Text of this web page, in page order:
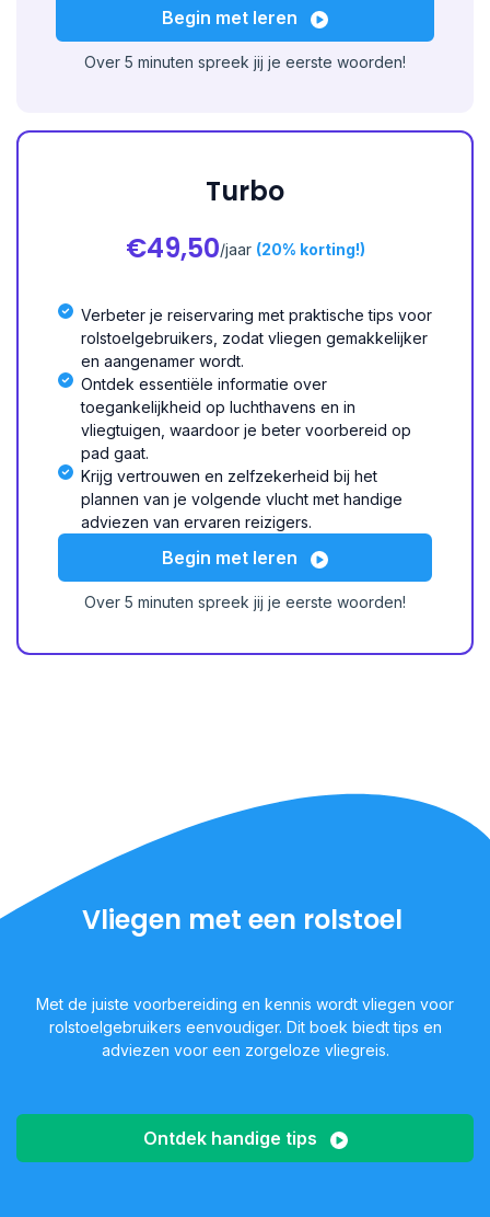
Begin met leren
Over 5 minuten spreek jij je eerste woorden!
Turbo
€49,50/jaar (20% korting!)
Verbeter je reiservaring met praktische tips voor
rolstoelgebruikers, zodat vliegen gemakkelijker
en aangenamer wordt.
Ontdek essentiële informatie over
toegankelijkheid op luchthavens en in
vliegtuigen, waardoor je beter voorbereid op
pad gaat.
Krijg vertrouwen en zelfzekerheid bij het
plannen van je volgende vlucht met handige
adviezen van ervaren reizigers.
Begin met leren
Over 5 minuten spreek jij je eerste woorden!
Vliegen met een rolstoel
Met de juiste voorbereiding en kennis wordt vliegen voor
rolstoelgebruikers eenvoudiger. Dit boek biedt tips en
adviezen voor een zorgeloze vliegreis.
Ontdek handige tips